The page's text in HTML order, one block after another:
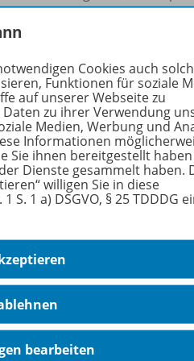
darüber nicht ab.
sondern schließt auch
wie
werden zu können.
Rundschau
(September)
Cookies auch
Funktionen für soziale
auf unserer Webseite zu
zu ihrer Verwendung
Medien, Werbung und
Informationen
Sie ihnen bereitgestellt
Dienste gesammelt haben.
willigen Sie in diese
S. 1 a) DSGVO, § 25 TDDDG
bearbeiten